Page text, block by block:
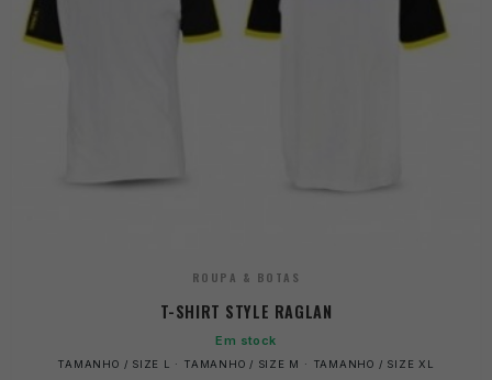
ROUPA & BOTAS
T-SHIRT STYLE RAGLAN
Em stock
TAMANHO / SIZE L · TAMANHO / SIZE M · TAMANHO / SIZE XL